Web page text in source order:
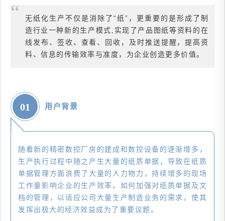
“ 无纸化生产不仅是消除了“纸”，更重要的是形成了 制
造行业 一种新的生产模式,实现了产品图纸等资料的在
线发布、签收、查看、回收，及时推送提醒，提高资
料、信息的传输效率与准度，为企业创造更多价值。
01 用户背景
随着新的精密数控厂房的建成和数控设备的逐渐增多，
生产执行过程中随之产生大量的纸质单据，导致在纸质
单据管理方面浪费了大量的人力物力，持续增多的现场
工作量影响企业的生产效率。如何加强对纸质单据及文
档的管理，以适应公司大量生产制造业务的需求，使其
发挥出极大的经济效益成为了重要议题。